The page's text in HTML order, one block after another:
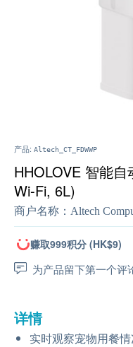
产品: Altech_CT_FDWWP
HHOLOVE 智能
Wi-Fi, 6L)
商户名称： Altech
赚取999积分 (HK$9)
为产品留下第一个评
详情
实时观察宠物用餐